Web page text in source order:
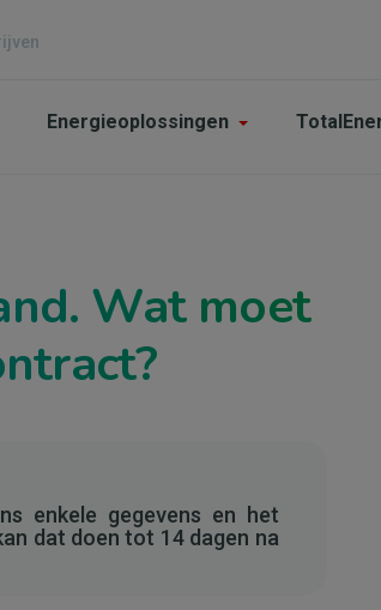
Energieoplossingen
Wat moet
enkele gegevens en het
dat doen tot 14 dagen na